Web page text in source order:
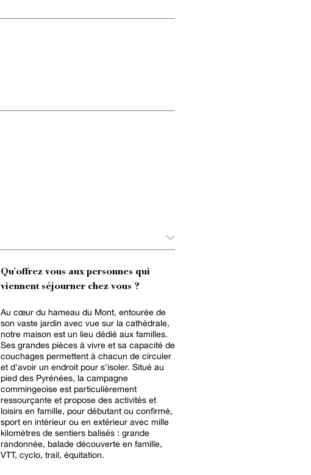
Qu'offrez vous aux personnes qui
viennent séjourner chez vous ?
Au cœur du hameau du Mont, entourée de
son vaste jardin avec vue sur la cathédrale,
notre maison est un lieu dédié aux familles.
Ses grandes pièces à vivre et sa capacité de
couchages permettent à chacun de circuler
et d'avoir un endroit pour s'isoler. Situé au
pied des Pyrénées, la campagne
commingeoise est particulièrement
ressourçante et propose des activités et
loisirs en famille, pour débutant ou confirmé,
sport en intérieur ou en extérieur avec mille
kilomètres de sentiers balisés : grande
randonnée, balade découverte en famille,
VTT, cyclo, trail, équitation.